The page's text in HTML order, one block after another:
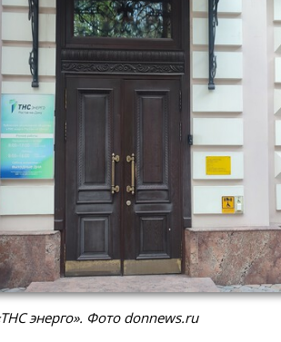
энерго». Фото donnews.ru